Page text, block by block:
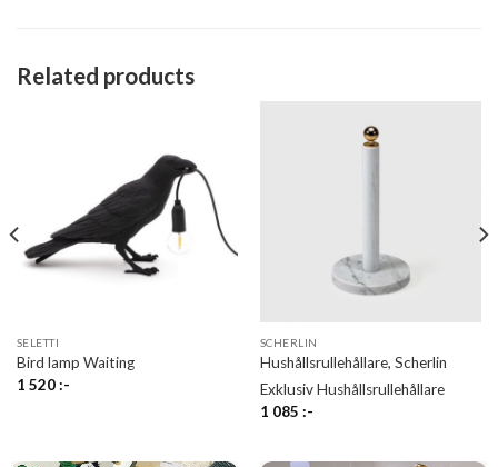
Related products
SELETTI
Bird lamp Waiting
1 520:-
SCHERLIN
Hushållsrullehållare, Scherlin
Exklusiv Hushållsrullehållare
1 085 :-